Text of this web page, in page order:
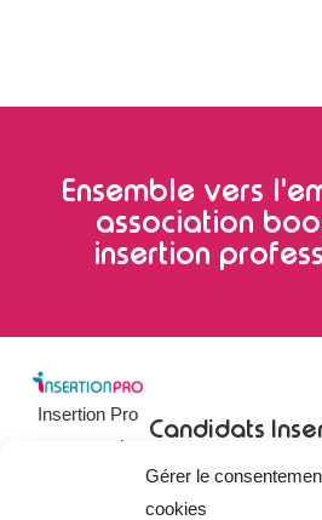
Gérer le
cookies
Ensemble vers
association
insertion
Insertion Pro
est une action
Candidats
emploi
09